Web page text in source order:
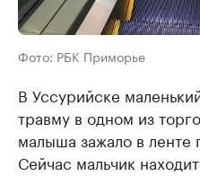
Фото: РБК Приморье
В Уссурийске
травму в одном из
малыша зажало в ленте
Сейчас мальчик